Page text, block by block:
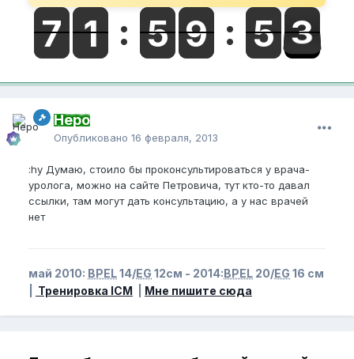
Неро
Опубликовано 16 февраля, 2013
:hy Думаю, стоило бы проконсультироваться у врача-
уролога, можно на сайте Петровича, тут кто-то давал
ссылки, там могут дать консультацию, а у нас врачей
нет
май 2010: BPEL14/EG 12см - 2014:BPEL 20/EG 16 см
Тренировка ICM Мне пишите сюда